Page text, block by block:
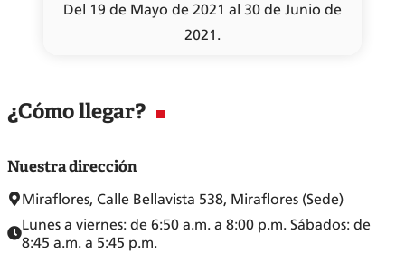
Del 19 de Mayo de 2021 al 30 de Junio de
2021.
¿Cómo llegar?
Nuestra dirección
Miraflores, Calle Bellavista 538, Miraflores (Sede)
Lunes a viernes: de 6:50 a.m. a 8:00 p.m. Sábados: de
8:45 a.m. a 5:45 p.m.